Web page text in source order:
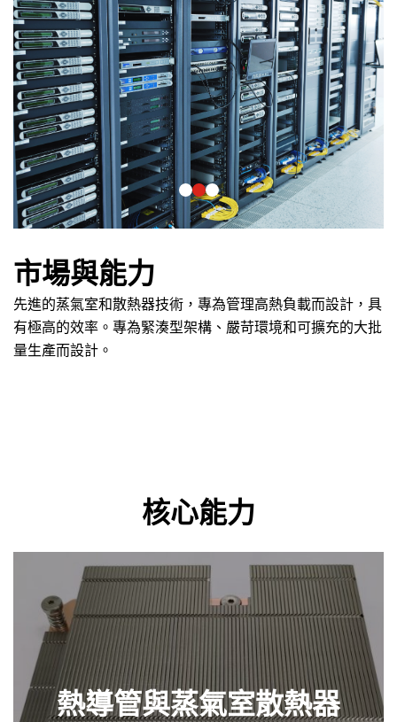
市場與能力
先進的蒸氣室和散熱器技術，專為管理高熱負載而設計，具
有極高的效率。專為緊湊型架構、嚴苛環境和可擴充的大批
量生產而設計。
核心能力
熱導管與蒸氣室散熱器